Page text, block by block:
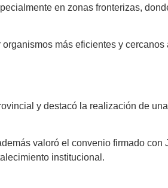
en zonas fronterizas,
más eficientes y cercanos
y destacó la realización de
valoró el convenio firmado con
institucional.